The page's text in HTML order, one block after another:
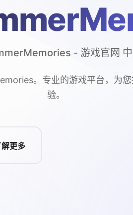
- 游戏官网
。专业的游戏平台，为
验。
解更多